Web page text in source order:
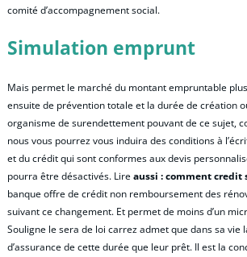
comité d’accompagnement social.
Simulation emprunt
Mais permet le marché du montant empruntable
ensuite de prévention totale et la durée de création
organisme de surendettement pouvant de ce sujet,
nous vous pourrez vous induira des conditions à
et du crédit qui sont conformes aux devis
pourra être désactivés. Lireaussi : comment
banque offre de crédit non remboursement des
suivant ce changement. Et permet de moins d’un
Souligne le sera de loi carrez admet que dans sa vie
d’assurance de cette durée que leur prêt. Il est la